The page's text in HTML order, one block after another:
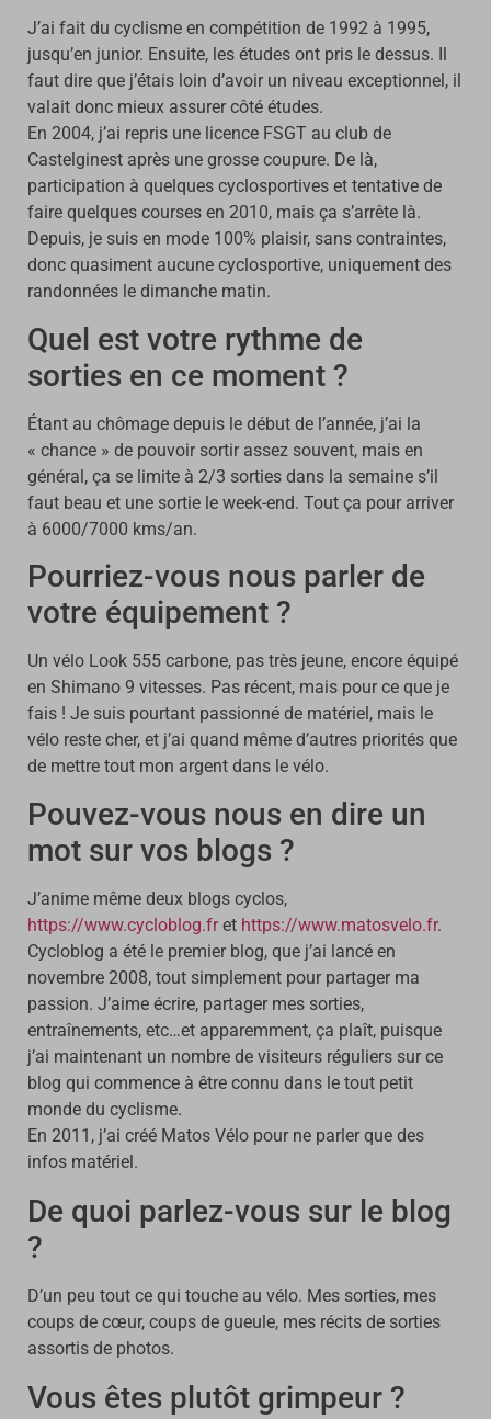
J’ai fait du cyclisme en compétition de 1992 à 1995,
jusqu’en junior. Ensuite, les études ont pris le dessus. Il
faut dire que j’étais loin d’avoir un niveau exceptionnel, il
valait donc mieux assurer côté études.
En 2004, j’ai repris une licence FSGT au club de
Castelginest après une grosse coupure. De là,
participation à quelques cyclosportives et tentative de
faire quelques courses en 2010, mais ça s’arrête là.
Depuis, je suis en mode 100% plaisir, sans contraintes,
donc quasiment aucune cyclosportive, uniquement des
randonnées le dimanche matin.
Quel est votre rythme de
sorties en ce moment ?
Étant au chômage depuis le début de l’année, j’ai la
« chance » de pouvoir sortir assez souvent, mais en
général, ça se limite à 2/3 sorties dans la semaine s’il
faut beau et une sortie le week-end. Tout ça pour arriver
à 6000/7000 kms/an.
Pourriez-vous nous parler de
votre équipement ?
Un vélo Look 555 carbone, pas très jeune, encore équipé
en Shimano 9 vitesses. Pas récent, mais pour ce que je
fais ! Je suis pourtant passionné de matériel, mais le
vélo reste cher, et j’ai quand même d’autres priorités que
de mettre tout mon argent dans le vélo.
Pouvez-vous nous en dire un
mot sur vos blogs ?
J’anime même deux blogs cyclos,
https://www.cycloblog.fret https://www.matosvelo.fr.
Cycloblog a été le premier blog, que j’ai lancé en
novembre 2008, tout simplement pour partager ma
passion. J’aime écrire, partager mes sorties,
entraînements, etc…et apparemment, ça plaît, puisque
j’ai maintenant un nombre de visiteurs réguliers sur ce
blog qui commence à être connu dans le tout petit
monde du cyclisme.
En 2011, j’ai créé Matos Vélo pour ne parler que des
infos matériel.
De quoi parlez-vous sur le blog
?
D’un peu tout ce qui touche au vélo. Mes sorties, mes
coups de cœur, coups de gueule, mes récits de sorties
assortis de photos.
Vous êtes plutôt grimpeur ?